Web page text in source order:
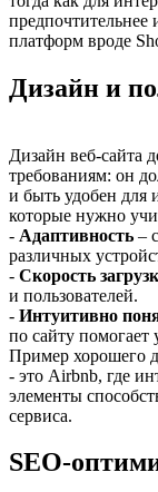
предпочтительнее
платформ вроде
Дизайн и
Дизайн веб-сайта
требованиям: он
и быть удобен для
которые нужно
- Адаптивность –
различных
- Скорость
и пользователей.
- Интуитивно
по сайту помогает
Пример хорошего
- это Airbnb, где
элементы
сервиса.
SEO-